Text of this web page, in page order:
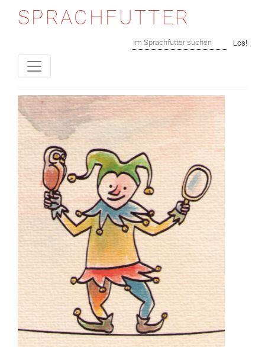
SPRACHFUTTER
Suchen Los!